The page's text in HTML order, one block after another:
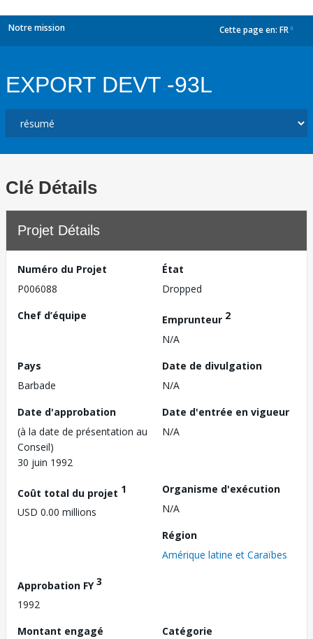
Notre mission Cette page en: FR
EXPORT DEVT -93L
Clé Détails
Projet Détails
Numéro du Projet
P006088
État
Dropped
Chef d’équipe
Emprunteur 2
N/A
Pays
Barbade
Date de divulgation
N/A
Date d'approbation
(à la date de présentation au
Conseil)
30 juin 1992
Date d'entrée en vigueur
N/A
Coût total du projet 1
USD 0.00 millions
Organisme d'exécution
N/A
Région
Amérique latine et Caraïbes
Approbation FY3
1992
Montant engagé
Catégorie